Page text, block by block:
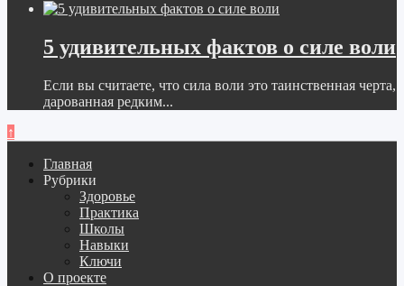
5 удивительных фактов о силе воли
Если вы считаете, что сила воли это таинственная черта,
дарованная редким...
↑
Главная
Рубрики
Здоровье
Практика
Школы
Навыки
Ключи
О проекте